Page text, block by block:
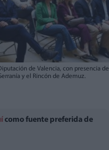
de Valencia, con presencia de
y el Rincón de Ademuz.
como fuente preferida de